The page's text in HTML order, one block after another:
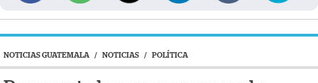
NOTICIAS GUATEMALA / NOTICIAS / POLÍTICA